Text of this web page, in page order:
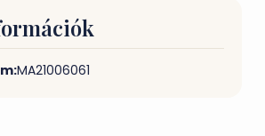
MA21006061